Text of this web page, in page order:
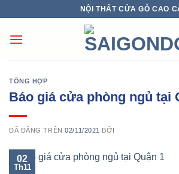
nội
NỘI THẤT CỬA GỖ CAO
TỔNG HỢP
Báo giá cửa phòng ngủ tại
ĐÃ ĐĂNG TRÊN02/11/2021 BỞI
02
Th11